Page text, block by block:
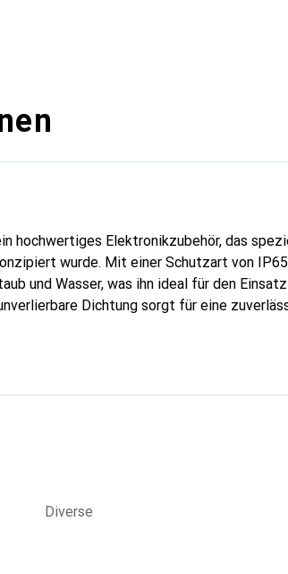
hochwertiges Elektronikzubehör, das
wurde. Mit einer Schutzart von
und Wasser, was ihn ideal für den
Dichtung sorgt für eine
mit einem Mass von 375 mm
langlebigen Lösung für Ihre
Diverse